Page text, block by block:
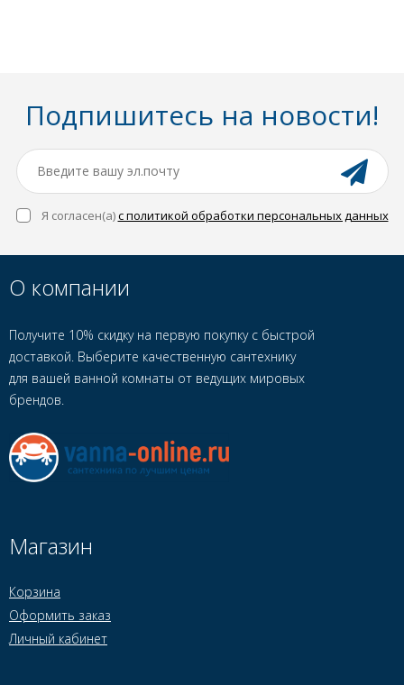
Подпишитесь на новости!
Я согласен(a)с политикой обработки персональных данных
О компании
Получите 10% скидку на первую покупку с быстрой
доставкой. Выберите качественную сантехнику
для вашей ванной комнаты от ведущих мировых
брендов.
Магазин
Корзина
Оформить заказ
Личный кабинет